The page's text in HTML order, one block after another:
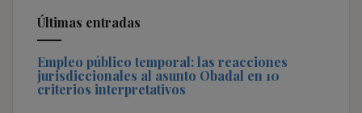
Últimas entradas
Empleo público temporal: las reacciones
jurisdiccionales al asunto Obadal en 10
criterios interpretativos